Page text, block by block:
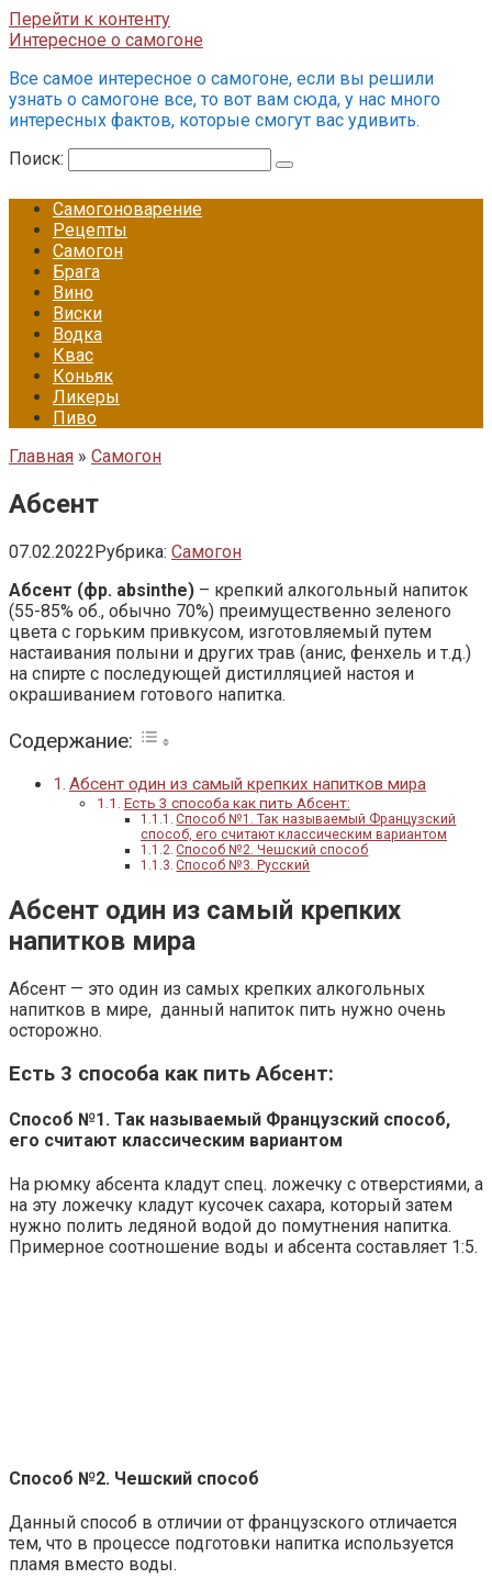
Перейти к контенту
Интересное о самогоне
Все самое интересное о самогоне, если вы решили
узнать о самогоне все, то вот вам сюда, у нас много
интересных фактов, которые смогут вас удивить.
Поиск:
Самогоноварение
Рецепты
Самогон
Брага
Вино
Виски
Водка
Квас
Коньяк
Ликеры
Пиво
Главная » Самогон
Абсент
07.02.2022Рубрика: Самогон
Абсент (фр. absinthe) – крепкий алкогольный напиток
(55-85% об., обычно 70%) преимущественно зеленого
цвета с горьким привкусом, изготовляемый путем
настаивания полыни и других трав (анис, фенхель и т.д.)
на спирте с последующей дистилляцией настоя и
окрашиванием готового напитка.
Содержание:
Абсент один из самый крепких напитков мира
Есть 3 способа как пить Абсент:
Способ №1. Так называемый Французский
способ, его считают классическим вариантом
Способ №2. Чешский способ
Способ №3. Русский
Абсент один из самый крепких
напитков мира
Абсент — это один из самых крепких алкогольных
напитков в мире, данный напиток пить нужно очень
осторожно.
Есть 3 способа как пить Абсент:
Способ №1. Так называемый Французский способ,
его считают классическим вариантом
На рюмку абсента кладут спец. ложечку с отверстиями, а
на эту ложечку кладут кусочек сахара, который затем
нужно полить ледяной водой до помутнения напитка.
Примерное соотношение воды и абсента составляет 1:5.
Способ №2. Чешский способ
Данный способ в отличии от французского отличается
тем, что в процессе подготовки напитка используется
пламя вместо воды.